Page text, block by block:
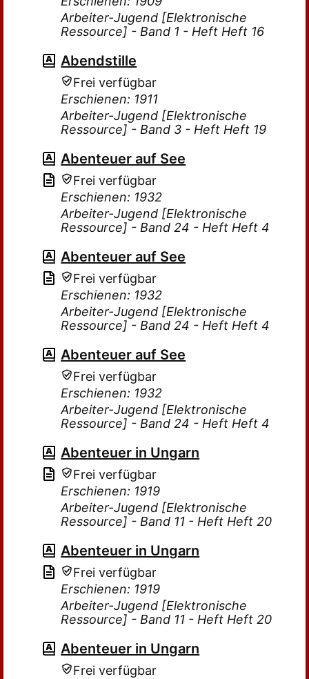
Arbeiter-Jugend [Elektronische
Ressource] - Band 1 - Heft Heft 16
Abendstille
Frei verfügbar
Erschienen: 1911
Arbeiter-Jugend [Elektronische
Ressource] - Band 3 - Heft Heft 19
Abenteuer auf See
Frei verfügbar
Erschienen: 1932
Arbeiter-Jugend [Elektronische
Ressource] - Band 24 - Heft Heft 4
Abenteuer auf See
Frei verfügbar
Erschienen: 1932
Arbeiter-Jugend [Elektronische
Ressource] - Band 24 - Heft Heft 4
Abenteuer auf See
Frei verfügbar
Erschienen: 1932
Arbeiter-Jugend [Elektronische
Ressource] - Band 24 - Heft Heft 4
Abenteuer in Ungarn
Frei verfügbar
Erschienen: 1919
Arbeiter-Jugend [Elektronische
Ressource] - Band 11 - Heft Heft 20
Abenteuer in Ungarn
Frei verfügbar
Erschienen: 1919
Arbeiter-Jugend [Elektronische
Ressource] - Band 11 - Heft Heft 20
Abenteuer in Ungarn
Frei verfügbar